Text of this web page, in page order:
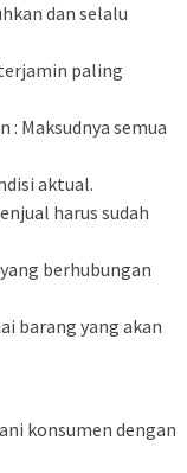
dan selalu
paling
: Maksudnya semua
aktual.
harus sudah
berhubungan
barang yang akan
konsumen dengan